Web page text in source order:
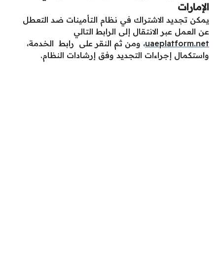
الإمارات
يمكن تجديد الاشتراك في نظام التأمينات ضد التعطل
عن العمل عبر الانتقال إلى الرابط التالي
uaeplatform.net، ومن ثم النقر على رابط الخدمة،
واستكمال إجراءات التجديد وفق إرشادات النظام.